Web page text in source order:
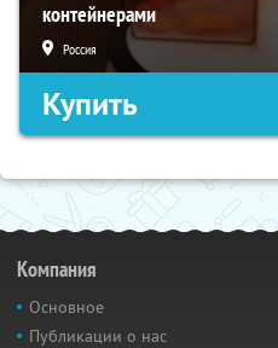
контейнерами
Россия
Купить
Компания
Основное
Публикации о нас